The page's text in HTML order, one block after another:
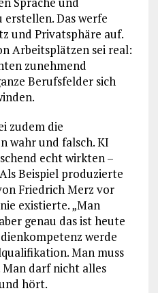
Das werfe
und Privatsphäre auf.
Arbeitsplätzen sei real:
zunehmend
Berufsfelder sich
zudem die
wahr und falsch. KI
echt wirkten –
Beispiel produzierte
Friedrich Merz vor
existierte. „Man
genau das ist heute
werde
Man muss
Man darf nicht alles
hört.